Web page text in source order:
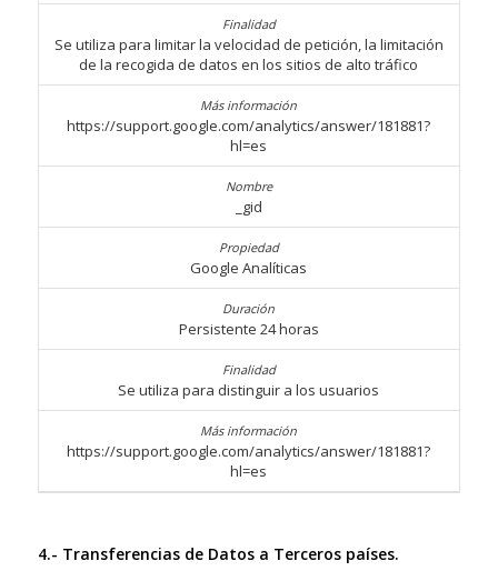
Se utiliza para limitar la velocidad de petición, la limitación
de la recogida de datos en los sitios de alto tráfico
https://support.google.com/analytics/answer/181881?
hl=es
_gid
Google Analíticas
Persistente 24 horas
Se utiliza para distinguir a los usuarios
https://support.google.com/analytics/answer/181881?
hl=es
4.- Transferencias de Datos a Terceros países.